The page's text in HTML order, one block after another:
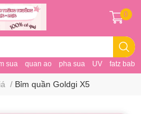
sua quan ao pha sua UV fatz baby
0
/ Bỉm quần Goldgi X5